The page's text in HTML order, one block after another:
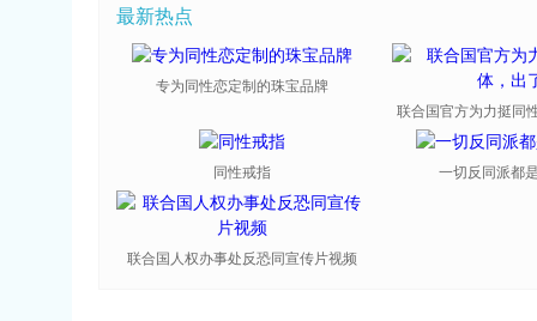
最新热点
专为同性恋定制的珠宝品牌
联合国官方为力挺同
同性戒指 一切反同派都
联合国人权办事处反恐同宣传片视频